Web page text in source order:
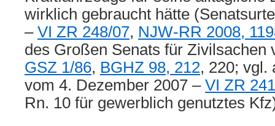
wirklich gebraucht hätte
– VI ZR 248/07, NJW-RR 2008,
des Großen Senats für Zivilsachen
GSZ 1/86, BGHZ 98, 212, 220; vgl.
vom 4. Dezember 2007 – VI ZR
Rn. 10 für gewerblich genutztes